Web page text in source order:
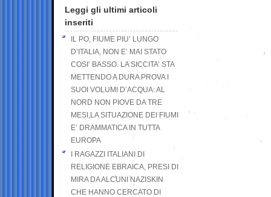
Leggi gli ultimi articoli
inseriti
IL PO, FIUME PIU’ LUNGO
D’ITALIA, NON E’ MAI STATO
COSI’ BASSO. LA SICCITA’ STA
METTENDO A DURA PROVA I
SUOI VOLUMI D’ACQUA: AL
NORD NON PIOVE DA TRE
MESI,LA SITUAZIONE DEI FIUMI
E’ DRAMMATICA IN TUTTA
EUROPA
I RAGAZZI ITALIANI DI
RELIGIONE EBRAICA, PRESI DI
MIRA DA ALCUNI NAZISKIN
CHE HANNO CERCATO DI